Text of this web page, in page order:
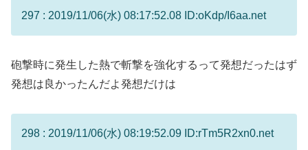
297 : 2019/11/06(水) 08:17:52.08 ID:oKdp/I6aa.net
砲撃時に発生した熱で斬撃を強化するって発想だったはず
発想は良かったんだよ発想だけは
298 : 2019/11/06(水) 08:19:52.09 ID:rTm5R2xn0.net